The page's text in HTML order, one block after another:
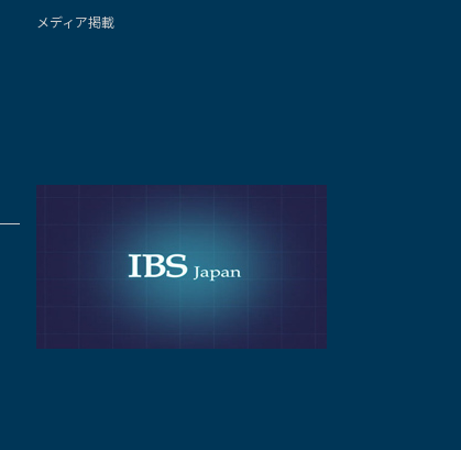
メディア掲載